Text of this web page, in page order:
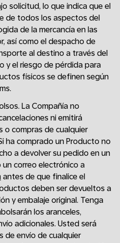
solicitud, lo que indica que el
de todos los aspectos del
de la mercancía en las
así como el despacho de
al destino a través del
y el riesgo de pérdida para
físicos se definen según
La Compañía no
ni emitirá
compras de cualquier
ha comprado un Producto no
a devolver su pedido en un
un correo electrónico a
antes de que finalice el
deben ser devueltos a
y embalaje original. Tenga
los aranceles,
adicionales. Usted será
de envío de cualquier